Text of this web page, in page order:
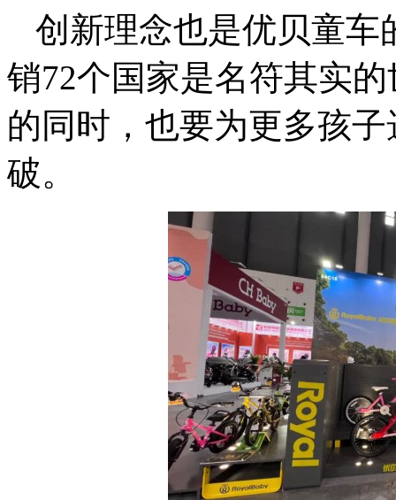
创新理念也是优贝童车
销72个国家是名符其实
的同时，也要为更多孩
破。